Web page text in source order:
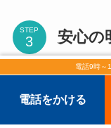
STEP 安心の
清掃の料金体
な追加料金は
電話9時～
電話をかける